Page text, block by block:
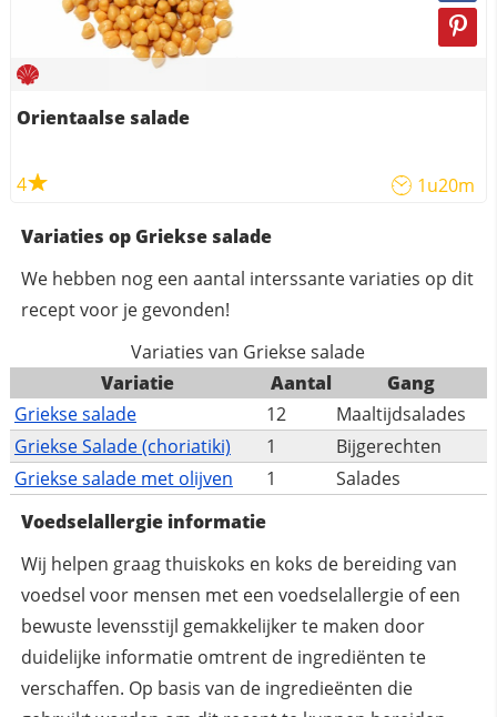
Orientaalse salade
4 1u20m
Variaties op Griekse salade
We hebben nog een aantal interssante variaties op dit
recept voor je gevonden!
Variaties van Griekse salade
Variatie
Aantal
Gang
Griekse salade
12
Maaltijdsalades
Griekse Salade (choriatiki)
1
Bijgerechten
Griekse salade met olijven
1
Salades
Voedselallergie informatie
Wij helpen graag thuiskoks en koks de bereiding van
voedsel voor mensen met een voedselallergie of een
bewuste levensstijl gemakkelijker te maken door
duidelijke informatie omtrent de ingrediënten te
verschaffen. Op basis van de ingredieënten die